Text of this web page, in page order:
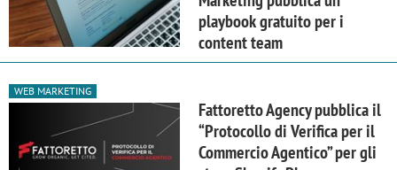
playbook gratuito per i
content team
WEB MARKETING
Fattoretto Agency pubblica il
“Protocollo di Verifica per il
Commercio Agentico” per gli